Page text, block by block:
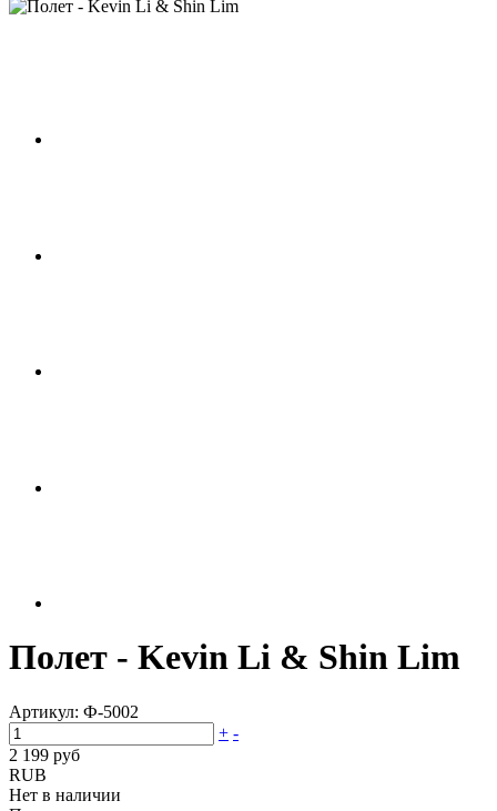
Полет - Kevin Li & Shin Lim
Артикул: Ф-5002
+ -
2 199 руб
RUB
Нет в наличии